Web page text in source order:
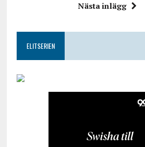
Nästa inlägg
ELITSERIEN